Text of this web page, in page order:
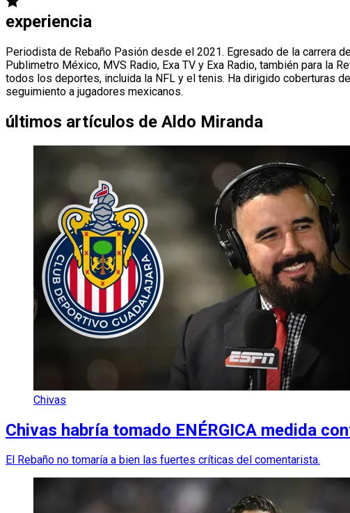
experiencia
Periodista de Rebaño Pasión desde el 2021. Egresado de la carrera
Publimetro México, MVS Radio, Exa TV y Exa Radio, también para la
todos los deportes, incluida la NFL y el tenis. Ha dirigido coberturas
seguimiento a jugadores mexicanos.
últimos artículos de Aldo Miranda
Chivas
Chivas habría tomado ENÉRGICA medida
El Rebaño no tomaría a bien las fuertes críticas del comentarista.